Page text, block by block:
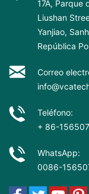
17A, Parque
Liushan
Yanjiao,
República
Correo
Teléfono:
+ 86-
WhatsApp:
0086-